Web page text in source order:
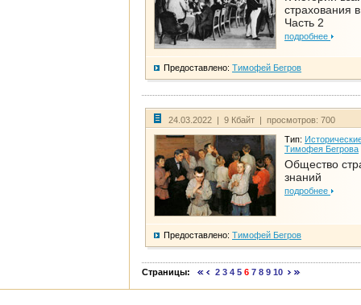
страхования
Часть 2
подробнее
Предоставлено: Тимофей Бегров
24.03.2022 | 9 Кбайт | просмотров: 700
Тип:
Тимофея Бегрова
Общество
знаний
подробнее
Предоставлено: Тимофей Бегров
Страницы: 2 3 4 5 6 7 8 9 10